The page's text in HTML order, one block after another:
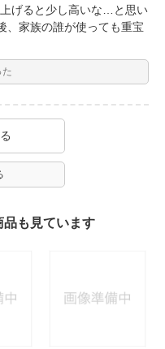
げると少し高いな…と思い
、家族の誰が使っても重宝
た
品も見ています